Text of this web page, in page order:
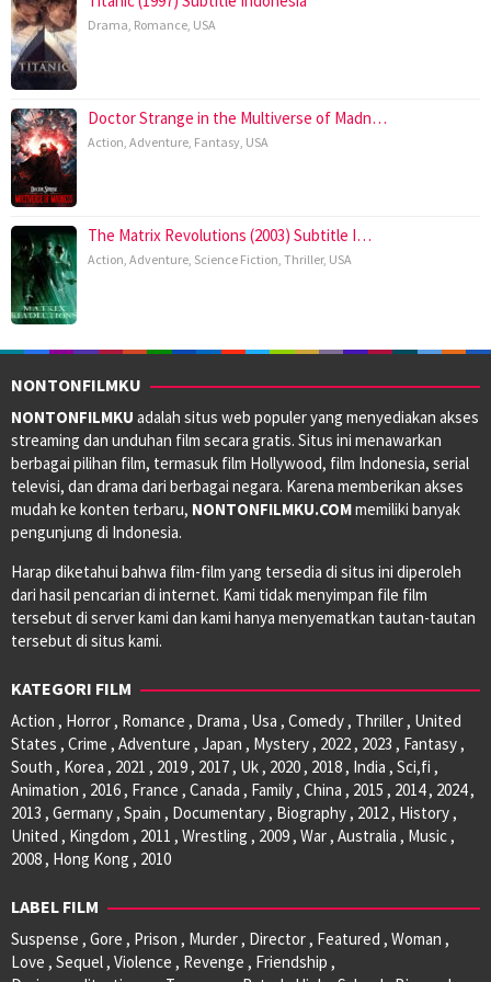
Drama, Romance, USA
Doctor Strange in the Multiverse of Madn…
Action, Adventure, Fantasy, USA
The Matrix Revolutions (2003) Subtitle I…
Action, Adventure, Science Fiction, Thriller, USA
NONTONFILMKU
NONTONFILMKU adalah situs web populer yang menyediakan akses
streaming dan unduhan film secara gratis. Situs ini menawarkan
berbagai pilihan film, termasuk film Hollywood, film Indonesia, serial
televisi, dan drama dari berbagai negara. Karena memberikan akses
mudah ke konten terbaru, NONTONFILMKU.COMmemiliki banyak
pengunjung di Indonesia.
Harap diketahui bahwa film-film yang tersedia di situs ini diperoleh
dari hasil pencarian di internet. Kami tidak menyimpan file film
tersebut di server kami dan kami hanya menyematkan tautan-tautan
tersebut di situs kami.
KATEGORI FILM
Action , Horror , Romance , Drama , Usa , Comedy , Thriller , United
States , Crime , Adventure , Japan , Mystery , 2022 , 2023 , Fantasy ,
South , Korea , 2021 , 2019 , 2017 , Uk , 2020 , 2018 , India , Sci,fi ,
Animation , 2016 , France , Canada , Family , China , 2015 , 2014 , 2024 ,
2013 , Germany , Spain , Documentary , Biography , 2012 , History ,
United , Kingdom , 2011 , Wrestling , 2009 , War , Australia , Music ,
2008 , Hong Kong , 2010
LABEL FILM
Suspense , Gore , Prison , Murder , Director , Featured , Woman ,
Love , Sequel , Violence , Revenge , Friendship ,